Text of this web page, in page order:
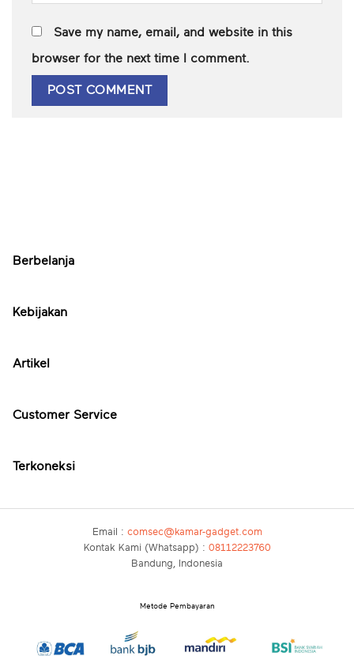
Save my name, email, and website in this
browser for the next time I comment.
Berbelanja
Kebijakan
Artikel
Customer Service
Terkoneksi
Email : comsec@kamar-gadget.com
Kontak Kami (Whatsapp) : 08112223760
Bandung, Indonesia
Metode Pembayaran